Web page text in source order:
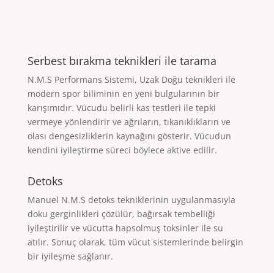
Serbest bırakma teknikleri ile tarama
N.M.S Performans Sistemi, Uzak Doğu teknikleri ile
modern spor biliminin en yeni bulgularının bir
karışımıdır. Vücudu belirli kas testleri ile tepki
vermeye yönlendirir ve ağrıların, tıkanıklıkların ve
olası dengesizliklerin kaynağını gösterir. Vücudun
kendini iyileştirme süreci böylece aktive edilir.
Detoks
Manuel N.M.S detoks tekniklerinin uygulanmasıyla
doku gerginlikleri çözülür, bağırsak tembelliği
iyileştirilir ve vücutta hapsolmuş toksinler ile su
atılır. Sonuç olarak, tüm vücut sistemlerinde belirgin
bir iyileşme sağlanır.